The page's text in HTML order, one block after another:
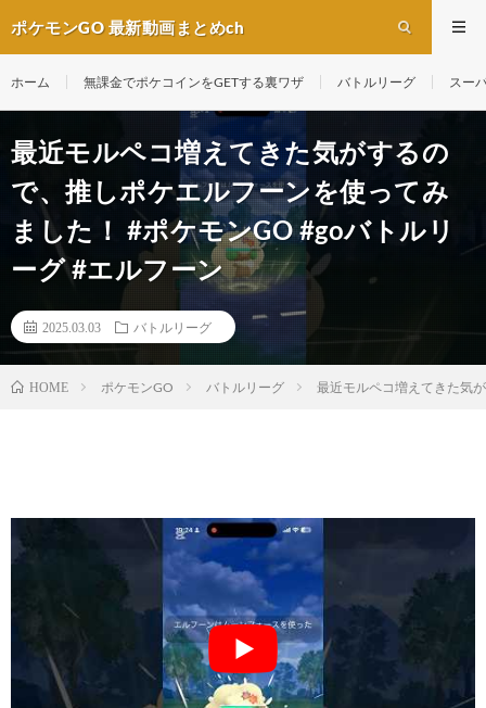
ポケモンGO 最新動画まとめch
ホーム 無課金でポケコインをGETする裏ワザ バトルリーグ スー
最近モルペコ増えてきた気がするの
で、推しポケエルフーンを使ってみ
ました！ #ポケモンGO #goバトルリ
ーグ #エルフーン
2025.03.03 バトルリーグ
HOME ポケモンGO バトルリーグ 最近モルペコ増えてきた気